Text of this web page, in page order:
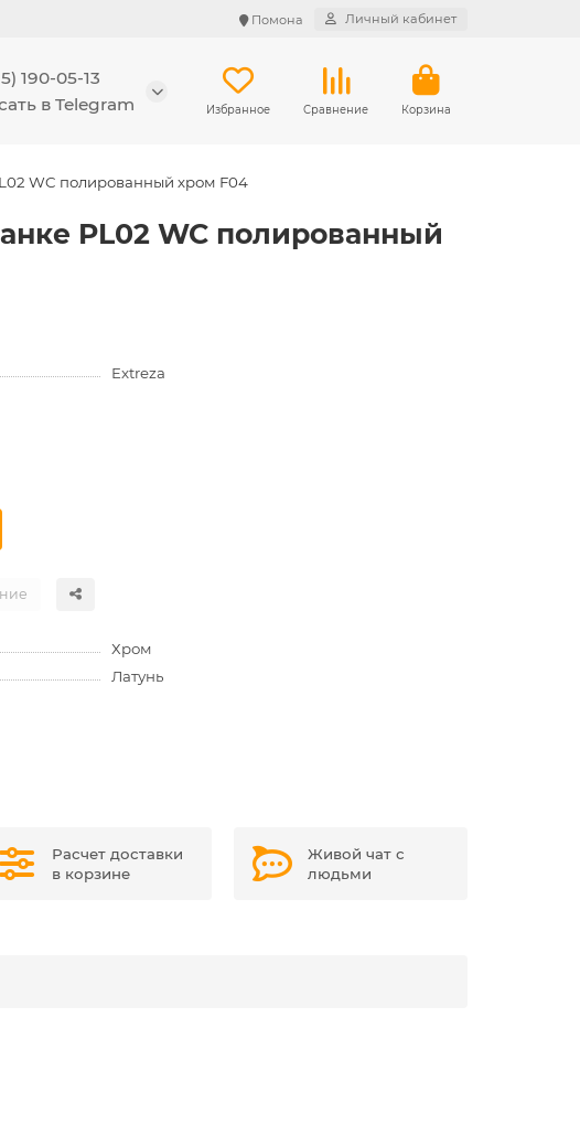
Помона Личный кабинет
190-05-13
в Telegram
Избранное Сравнение Корзина
WC полированный хром F04
PL02 WC полированный
Extreza
Хром
Латунь
Расчет доставки
в корзине
Живой чат с
людьми